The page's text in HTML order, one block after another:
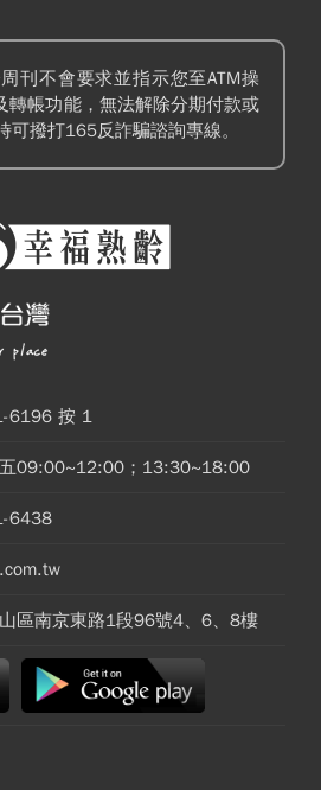
刊不會要求並指示您至ATM操
轉帳功能，無法解除分期付款或
可撥打165反詐騙諮詢專線。
6196 按 1
09:00~12:00；13:30~18:00
6438
區南京東路1段96號4、6、8樓